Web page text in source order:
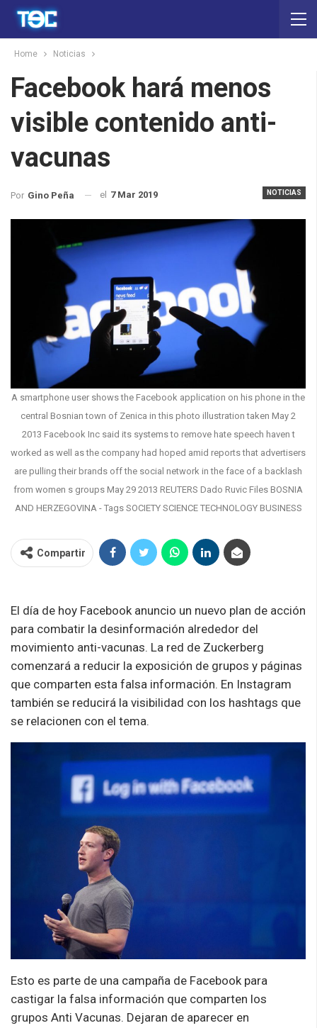
Home Noticias
Facebook hará menos
visible contenido anti-
vacunas
NOTICIAS
Por Gino Peña el 7 Mar 2019
A smartphone user shows the Facebook application on his phone in the
central Bosnian town of Zenica in this photo illustration taken May 2
2013 Facebook Inc said its systems to remove hate speech haven t
worked as well as the company had hoped amid reports that advertisers
are pulling their brands off the social network in the face of a backlash
from women s groups May 29 2013 REUTERS Dado Ruvic Files BOSNIA
AND HERZEGOVINA - Tags SOCIETY SCIENCE TECHNOLOGY BUSINESS
Compartir
El día de hoy Facebook anuncio un nuevo plan de acción
para combatir la desinformación alrededor del
movimiento anti-vacunas. La red de Zuckerberg
comenzará a reducir la exposición de grupos y páginas
que comparten esta falsa información. En Instagram
también se reducirá la visibilidad con los hashtags que
se relacionen con el tema.
Esto es parte de una campaña de Facebook para
castigar la falsa información que comparten los
grupos Anti Vacunas. Dejaran de aparecer en